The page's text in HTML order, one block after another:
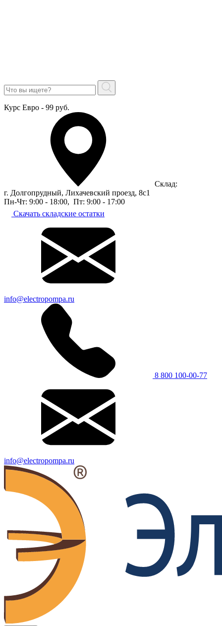
Курс Евро - 99 руб.
Склад:
г. Долгопрудный, Лихачевский проезд, 8c1
Пн-Чт: 9:00 - 18:00, Пт: 9:00 - 17:00
Скачать складские остатки
info@electropompa.ru
8 800 100-00-77
info@electropompa.ru